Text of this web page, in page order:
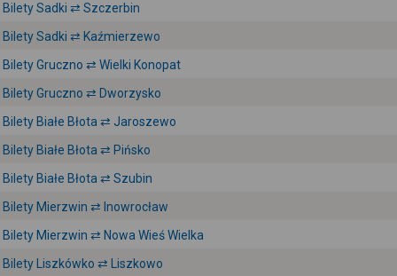
Bilety Sadki ⇄ Szczerbin
Bilety Sadki ⇄ Kaźmierzewo
Bilety Gruczno ⇄ Wielki Konopat
Bilety Gruczno ⇄ Dworzysko
Bilety Białe Błota ⇄ Jaroszewo
Bilety Białe Błota ⇄ Pińsko
Bilety Białe Błota ⇄ Szubin
Bilety Mierzwin ⇄ Inowrocław
Bilety Mierzwin ⇄ Nowa Wieś Wielka
Bilety Liszkówko ⇄ Liszkowo